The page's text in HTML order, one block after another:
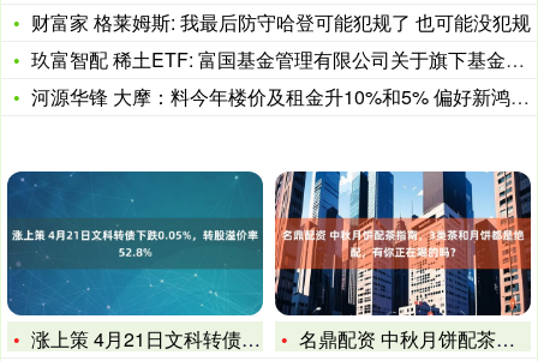
财富家 格莱姆斯: 我最后防守哈登可能犯规了 也可能没犯规
玖富智配 稀土ETF: 富国基金管理有限公司关于旗下基金投资
河源华锋 大摩：料今年楼价及租金升10%和5% 偏好新鸿基地
涨上策 4月21日文科转债下跌0.05%，转股溢价率52.8
名鼎配资 中秋月饼配茶指南，3类茶和月饼都是绝配，有你正在喝